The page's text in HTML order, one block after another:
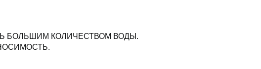
БОЛЬШИМ КОЛИЧЕСТВОМ ВОДЫ.